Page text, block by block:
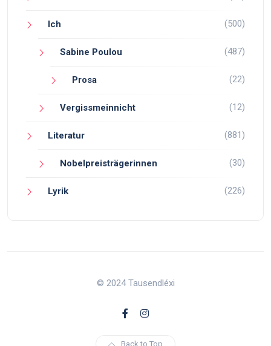
Ich (500)
Sabine Poulou (487)
Prosa (22)
Vergissmeinnicht (12)
Literatur (881)
Nobelpreisträgerinnen (30)
Lyrik (226)
© 2024 Tausendléxi
Back to Top